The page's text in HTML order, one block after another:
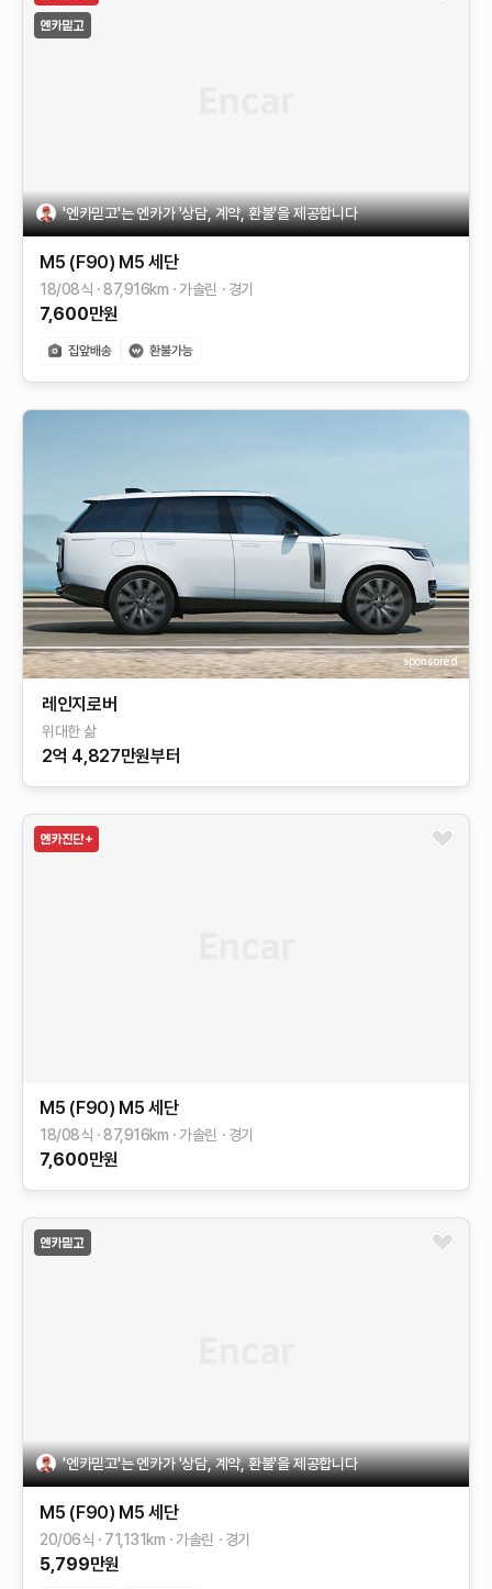
'엔카믿고'는 엔카가 '상담, 계약, 환불'을 제공합니다
M5 (F90) M5 세단
18/08식 87,916km 가솔린 경기
7,600만원
sponsored
레인지로버
위대한 삶
2억 4,827만원부터
M5 (F90) M5 세단
18/08식 87,916km 가솔린 경기
7,600만원
'엔카믿고'는 엔카가 '상담, 계약, 환불'을 제공합니다
M5 (F90) M5 세단
20/06식 71,131 km 가솔린 경기
5,799만원